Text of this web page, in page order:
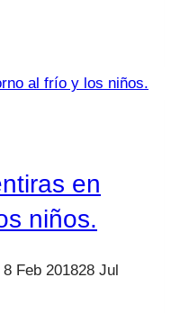
en
niños.
8 Feb 201828 Jul